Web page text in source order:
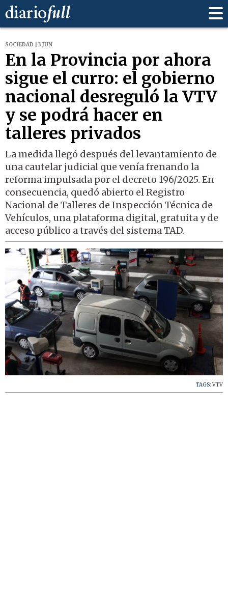
SOCIEDAD | 3 JUN
En la Provincia por ahora
sigue el curro: el gobierno
nacional desreguló la VTV
y se podrá hacer en
talleres privados
La medida llegó después del levantamiento de
una cautelar judicial que venía frenando la
reforma impulsada por el decreto 196/2025. En
consecuencia, quedó abierto el Registro
Nacional de Talleres de Inspección Técnica de
Vehículos, una plataforma digital, gratuita y de
acceso público a través del sistema TAD.
TAGS: VTV